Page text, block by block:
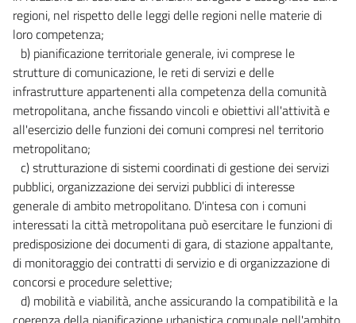
regioni, nel rispetto delle leggi delle regioni nelle materie di
loro competenza;
b) pianificazione territoriale generale, ivi comprese le
strutture di comunicazione, le reti di servizi e delle
infrastrutture appartenenti alla competenza della comunità
metropolitana, anche fissando vincoli e obiettivi all'attività e
all'esercizio delle funzioni dei comuni compresi nel territorio
metropolitano;
c) strutturazione di sistemi coordinati di gestione dei servizi
pubblici, organizzazione dei servizi pubblici di interesse
generale di ambito metropolitano. D'intesa con i comuni
interessati la città metropolitana può esercitare le funzioni di
predisposizione dei documenti di gara, di stazione appaltante,
di monitoraggio dei contratti di servizio e di organizzazione di
concorsi e procedure selettive;
d) mobilità e viabilità, anche assicurando la compatibilità e la